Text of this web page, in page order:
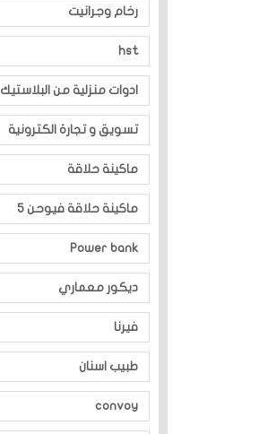
رخام وجرانيت
hst
ادوات منزلية من البلاستيك
تسويق و تجارة الكترونية
ماكينة حلاقة
ماكينة حلاقة فيوحن 5
Power bank
ديكور معماري
فيرنا
طبيب اسنان
convoy